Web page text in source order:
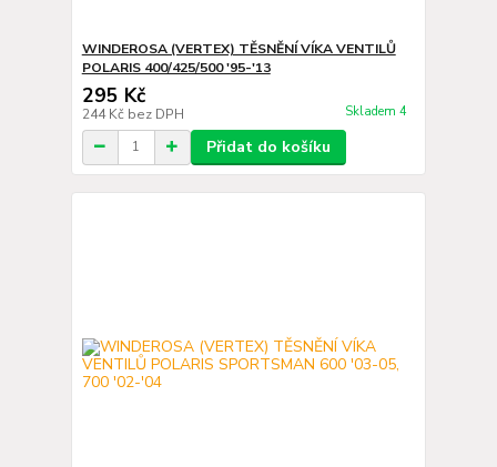
WINDEROSA (VERTEX) TĚSNĚNÍ VÍKA VENTILŮ
POLARIS 400/425/500 '95-'13
295 Kč
244 Kč bez DPH Skladem 4
Přidat do košíku